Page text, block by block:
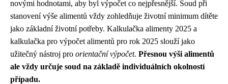
novými hodnotami, aby byl výpočet co nejpřesnější. Soud při
stanovení výše alimentů vždy zohledňuje životní minimum dítěte
jako základní životní potřeby. Kalkulačka alimenty 2025 a
kalkulačka pro výpočet alimentů pro rok 2025 slouží jako
užitečný nástroj pro orientační výpočet. Přesnou výši alimentů
ale vždy určuje soud na základě individuálních okolností
případu.